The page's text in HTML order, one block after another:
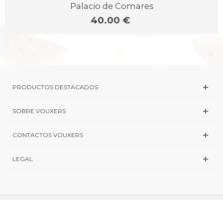
Palacio de Comares
40.00 €
PRODUCTOS DESTACADOS
SOBRE VOUXERS
CONTACTOS VOUXERS
LEGAL